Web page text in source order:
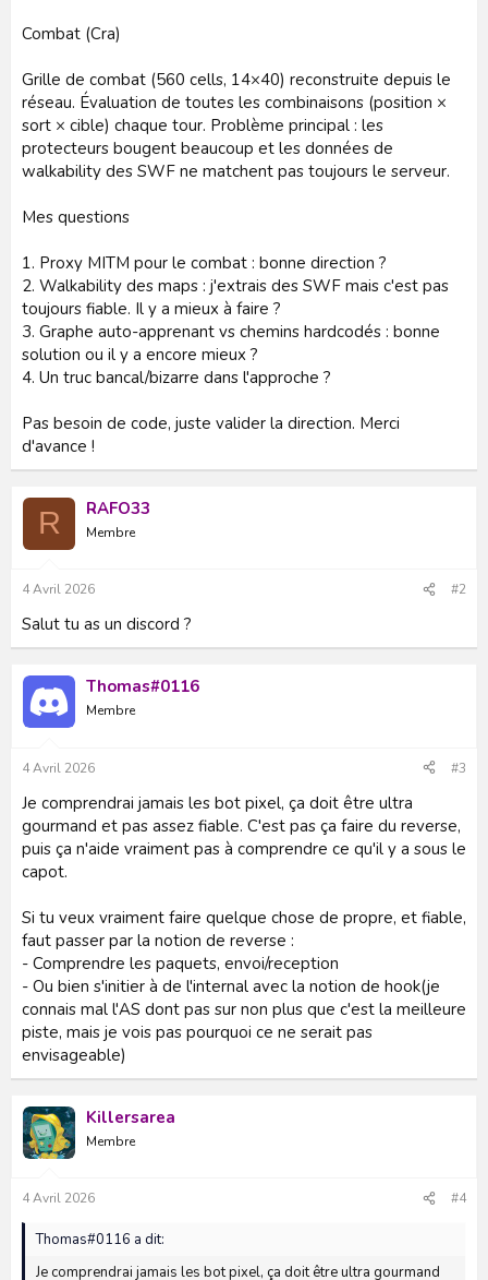
Combat (Cra)
Grille de combat (560 cells, 14×40) reconstruite depuis le
réseau. Évaluation de toutes les combinaisons (position ×
sort × cible) chaque tour. Problème principal : les
protecteurs bougent beaucoup et les données de
walkability des SWF ne matchent pas toujours le serveur.
Mes questions
1. Proxy MITM pour le combat : bonne direction ?
2. Walkability des maps : j'extrais des SWF mais c'est pas
toujours fiable. Il y a mieux à faire ?
3. Graphe auto-apprenant vs chemins hardcodés : bonne
solution ou il y a encore mieux ?
4. Un truc bancal/bizarre dans l'approche ?
Pas besoin de code, juste valider la direction. Merci
d'avance !
R RAFO33
Membre
4 Avril 2026 #2
Salut tu as un discord ?
Thomas#0116
Membre
4 Avril 2026 #3
Je comprendrai jamais les bot pixel, ça doit être ultra
gourmand et pas assez fiable. C'est pas ça faire du reverse,
puis ça n'aide vraiment pas à comprendre ce qu'il y a sous le
capot.
Si tu veux vraiment faire quelque chose de propre, et fiable,
faut passer par la notion de reverse :
- Comprendre les paquets, envoi/reception
- Ou bien s'initier à de l'internal avec la notion de hook(je
connais mal l'AS dont pas sur non plus que c'est la meilleure
piste, mais je vois pas pourquoi ce ne serait pas
envisageable)
Killersarea
Membre
4 Avril 2026 #4
Thomas#0116 a dit:
Je comprendrai jamais les bot pixel, ça doit être ultra gourmand